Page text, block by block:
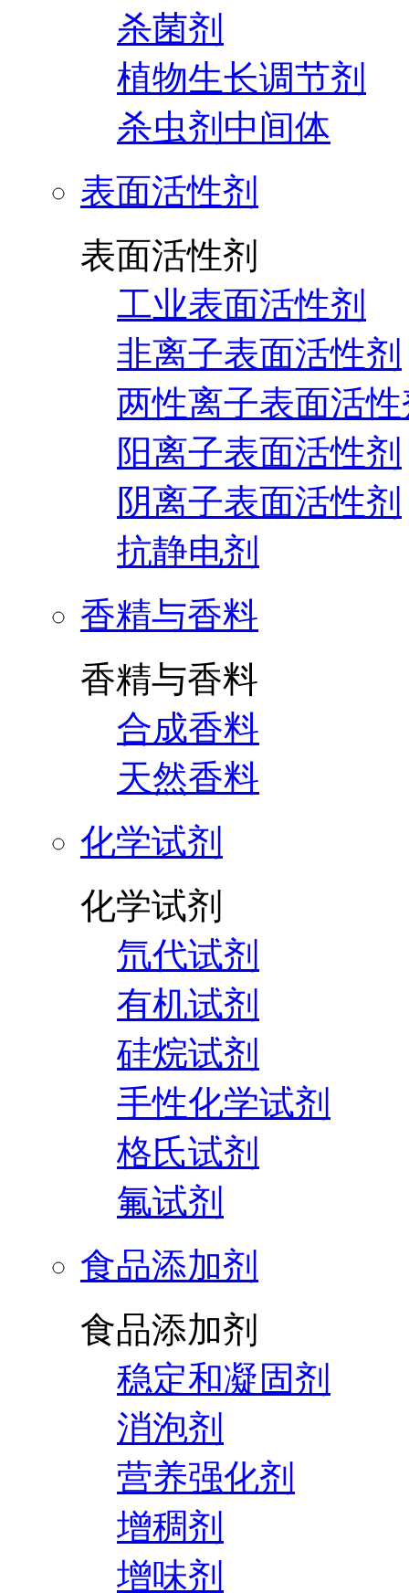
杀菌剂
植物生长调节剂
杀虫剂中间体
表面活性剂
表面活性剂
工业表面活性剂
非离子表面活性剂
两性离子表面活
阳离子表面活性剂
阴离子表面活性剂
抗静电剂
香精与香料
香精与香料
合成香料
天然香料
化学试剂
化学试剂
氘代试剂
有机试剂
硅烷试剂
手性化学试剂
格氏试剂
氟试剂
食品添加剂
食品添加剂
稳定和凝固剂
消泡剂
营养强化剂
增稠剂
增味剂